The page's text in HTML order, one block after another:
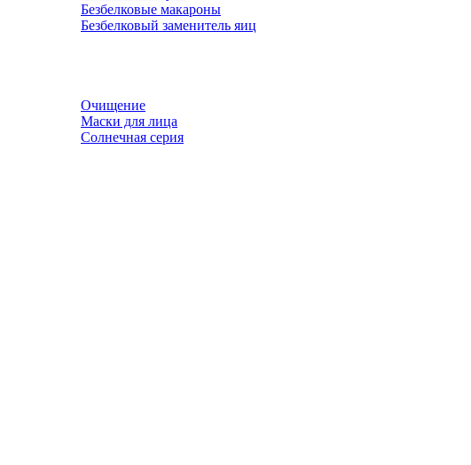
Безбелковые макароны
Безбелковый заменитель яиц
Очищение
Маски для лица
Солнечная серия